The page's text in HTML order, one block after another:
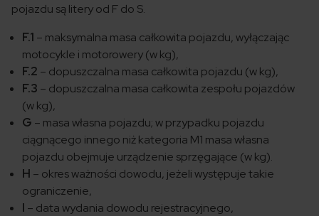
pojazdu są litery od F do S.
F.1 – maksymalna masa całkowita pojazdu, wyłączając
motocykle i motorowery (w kg),
F.2 – dopuszczalna masa całkowita pojazdu (w kg),
F.3 – dopuszczalna masa całkowita zespołu pojazdów
(w kg),
G – masa własna pojazdu; w przypadku pojazdu
ciągnącego innego niż kategoria M1 masa własna
pojazdu obejmuje urządzenie sprzęgające (w kg).
H – okres ważności dowodu, jeżeli występuje takie
ograniczenie,
I – data wydania dowodu rejestracyjnego,